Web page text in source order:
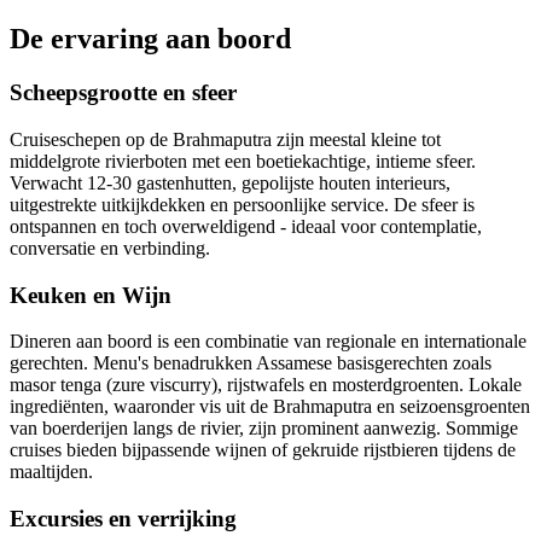
De ervaring aan boord
Scheepsgrootte en sfeer
Cruiseschepen op de Brahmaputra zijn meestal kleine tot
middelgrote rivierboten met een boetiekachtige, intieme sfeer.
Verwacht 12-30 gastenhutten, gepolijste houten interieurs,
uitgestrekte uitkijkdekken en persoonlijke service. De sfeer is
ontspannen en toch overweldigend - ideaal voor contemplatie,
conversatie en verbinding.
Keuken en Wijn
Dineren aan boord is een combinatie van regionale en internationale
gerechten. Menu's benadrukken Assamese basisgerechten zoals
masor tenga (zure viscurry), rijstwafels en mosterdgroenten. Lokale
ingrediënten, waaronder vis uit de Brahmaputra en seizoensgroenten
van boerderijen langs de rivier, zijn prominent aanwezig. Sommige
cruises bieden bijpassende wijnen of gekruide rijstbieren tijdens de
maaltijden.
Excursies en verrijking